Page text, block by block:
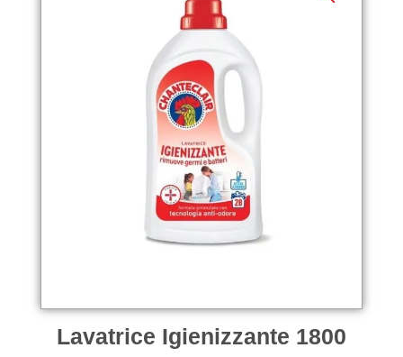
Lavatrice Igienizzante 1800